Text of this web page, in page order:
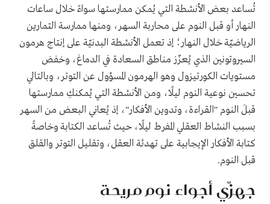
تُساعد بعض الأنشطة التي يُمكن ممارستها سواءً خلال ساعات
النهار أو قبل النوم على محاربة السهر، ومنها ممارسة التمارين
الرياضيّة خلال النهار؛ إذ تعمل الأنشطة البدنيّة على إنتاج هرمون
السيروتونين الذي يُعزّز مناطق السعادة في الدماغ، وخفض
مستويات الكورتيزول وهو الهرمون المسؤول عن التوتر، وبالتالي
تحسين نوعية النوم ليلًا، ومن الأنشطة التي يُمكنكِ ممارستها
قبلَ النوم "القراءة، وتدوين الأفكار"، إذ يُعاني البعض من السهر
بسبب النشاط العقلي المفرط ليلًا، حيث تُساعد الكتابة وخاصةً
كتابة الأفكار الإيجابية على تهدئة العقل، وتقليل التوتر والقلق
قبل النوم.
جهزّي أجواء نوم مريحة